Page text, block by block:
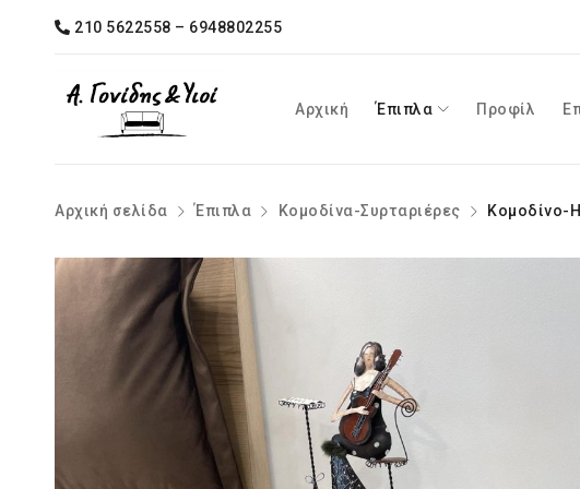
210 5622558 – 6948802255
Αρχική Έπιπλα Προφίλ
Αρχική σελίδα Έπιπλα Κομοδίνα-Συρταριέρες Κομοδίνο-